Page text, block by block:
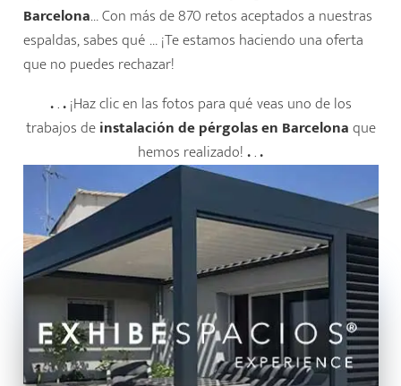
Barcelona…Con más de 870 retos aceptados a nuestras
espaldas, sabes qué … ¡Te estamos haciendo una oferta
que no puedes rechazar!
...¡Haz clic en las fotos para qué veas uno de los
trabajos deinstalación de pérgolas en Barcelonaque
hemos realizado!...